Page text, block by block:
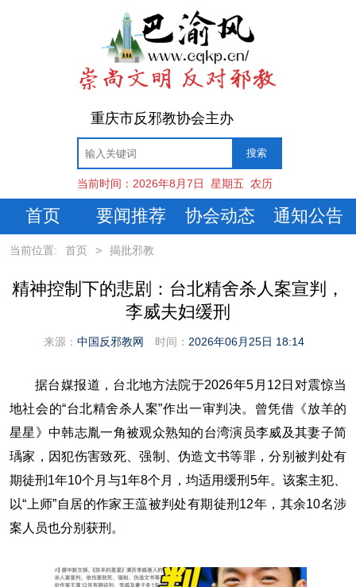
重庆市反邪教协会主办
当前时间： 2026年8月7日 星期五 农历
首页 要闻推荐 协会动态 通知公告
当前位置: 首页 > 揭批邪教
精神控制下的悲剧：台北精舍杀人案宣判，
李威夫妇缓刑
来源： 中国反邪教网 时间： 2026年06月25日 18:14
据台媒报道，台北地方法院于2026年5月12日对震惊当
地社会的“台北精舍杀人案”作出一审判决。曾凭借《放羊的
星星》中韩志胤一角被观众熟知的台湾演员李威及其妻子简
瑀家，因犯伤害致死、强制、伪造文书等罪，分别被判处有
期徒刑1年10个月与1年8个月，均适用缓刑5年。该案主犯、
以“上师”自居的作家王蕰被判处有期徒刑12年，其余10名涉
案人员也分别获刑。